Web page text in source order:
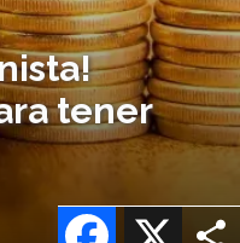
tener
X
Facebook